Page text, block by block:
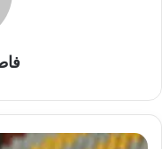
تعادل